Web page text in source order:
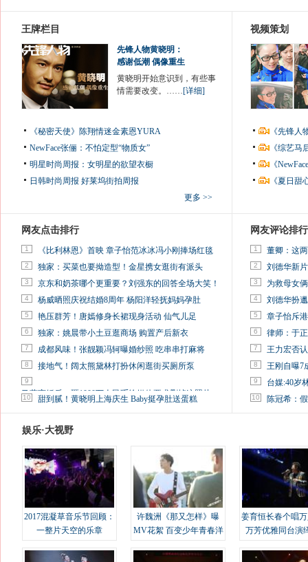
王牌栏目
先锋人物黄晓明：
感谢低潮 偶像重生
黄晓明开始意识到，有些事
情需要改变。……[详细]
《秘密天使》陈翔情迷金素恩YURA
NewFace张俪：不怕定型“物质女”
明星时尚周报：女明星的欲望衣橱
日韩时尚周报 好莱坞街拍周报
更多 >>
视频策划
《先锋
《综艺
《
《夏日
网友点击排行
1 《比利林恩》首映 章子怡范冰冰冯小刚捧场红毯
2 独家：买菜也要拗造型！金星携女逛街有派头
3 京东和奶茶哪个更重要？刘强东的回答全场大笑！
4 杨威晒照庆祝结婚8周年 杨阳洋轻抚妈妈孕肚
5 艳压群芳！唐嫣修身长裙现身活动 仙气儿足
6 独家：姚晨带小土豆逛商场 购置产后新衣
7 成都风味！张靓颖冯轲曝婚纱照 吃串串打麻将
8 接地气！阔太熊黛林打扮休闲逛街买厕所泵
9
马蓉离婚后，砸1000万人民币给媒体要求删掉这照片
10 甜到腻！黄晓明上海庆生 Baby挺孕肚送蛋糕
网友评论排行
1 董卿：这
2 刘德华新
3 为救母女
4 刘德华扮
5 章子怡斥
6 律师：于
7 王力宏否
8 王刚自曝7
9 台媒:40岁
10 陈冠希：
娱乐·大视野
2017混凝草音乐节回顾：
一整片天空的乐章
许魏洲《那又怎样》曝
MV花絮 百变少年青春洋
姜育恒长春个唱
万芳优雅同台演